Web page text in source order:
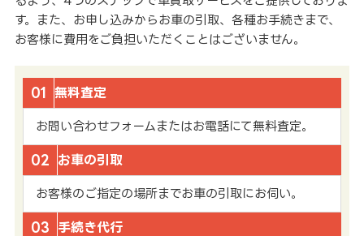
す。また、お申し込みからお車の引取、各種お手続きまで、
お客様に費用をご負担いただくことはございません。
01 無料査定
お問い合わせフォームまたはお電話にて無料査定。
02 お車の引取
お客様のご指定の場所までお車の引取にお伺い。
03 手続き代行